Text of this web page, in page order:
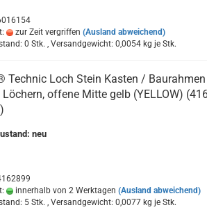
zur Zeit vergriffen (Ausland abweichend)
0 Stk. , Versandgewicht: 0,0054kg je Stk.
Technic Loch Stein Kasten /
offene Mitte gelb (YELLOW)
neu
innerhalb von 2 Werktagen (Ausland abweichend)
5 Stk. , Versandgewicht: 0,0077kg je Stk.